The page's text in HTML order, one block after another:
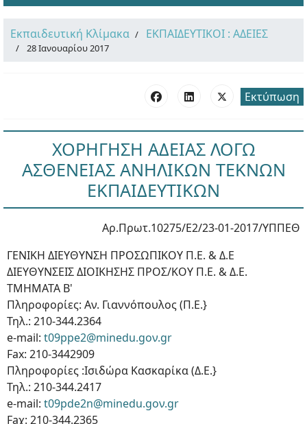
Εκπαιδευτική Κλίμακα ΕΚΠΑΙΔΕΥΤΙΚΟΙ : ΑΔΕΙΕΣ
28 Ιανουαρίου 2017
Εκτύπωση
ΧΟΡΗΓΗΣΗ ΑΔΕΙΑΣ ΛΟΓΩ
ΑΣΘΕΝΕΙΑΣ ΑΝΗΛΙΚΩΝ ΤΕΚΝΩΝ
ΕΚΠΑΙΔΕΥΤΙΚΩΝ
Αρ.Πρωτ.10275/Ε2/23-01-2017/ΥΠΠΕΘ
ΓΕΝΙΚΗ ΔΙΕΥΘΥΝΣΗ ΠΡΟΣΩΠΙΚΟΥ Π.Ε. & Δ.Ε
ΔΙΕΥΘΥΝΣΕΙΣ ΔΙΟΙΚΗΣΗΣ ΠΡΟΣ/ΚΟΥ Π.Ε. & Δ.Ε.
ΤΜΗΜΑΤΑ Β'
Πληροφορίες: Αν. Γιαννόπουλος (Π.Ε.}
Τηλ.: 210-344.2364
e-mail: t09ppe2@minedu.goν.gr
Fax: 210-3442909
Πληροφορίες :Ισιδώρα Κασκαρίκα (Δ.Ε.}
Τηλ.: 210-344.2417
e-mail: t09pde2n@minedu.goν.gr
Faχ: 210-344.2365